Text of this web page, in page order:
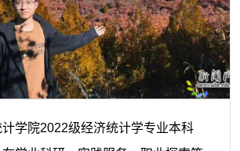
学院2022级经济统计学专业本科